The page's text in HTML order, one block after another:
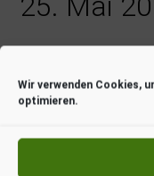
Wir verwenden Cookies,
optimieren.
Sport &
NEUER